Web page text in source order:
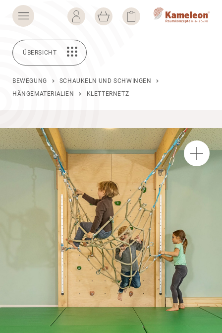
ÜBERSICHT
BEWEGUNG
SCHAUKELN UND SCHWINGEN
HÄNGEMATERIALIEN
KLETTERNETZ